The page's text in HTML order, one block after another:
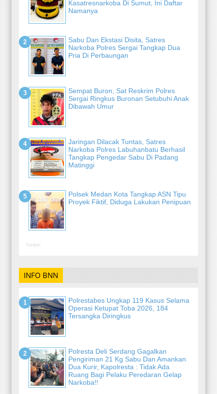
Kasatresnarkoba Di Sumut, Ini Daftar
Namanya
Sabu Dan Ekstasi Disita, Satres
Narkoba Polres Sergai Tangkap Dua
Pria Di Perbaungan
Sempat Buron, Sat Reskrim Polres
Sergai Ringkus Buronan Setubuhi Anak
Dibawah Umur
Jaringan Dilacak Tuntas, Satres
Narkoba Polres Labuhanbatu Berhasil
Tangkap Pengedar Sabu Di Padang
Matinggi
Polsek Medan Kota Tangkap ASN Tipu
Proyek Fiktif, Diduga Lakukan Penipuan
Terkini
INFO BNN
Polrestabes Ungkap 119 Kasus Selama
Operasi Ketupat Toba 2026, 184
Tersangka Diringkus
Polresta Deli Serdang Gagalkan
Pengiriman 21 Kg Sabu Dan Amankan
Dua Kurir, Kapolresta : Tidak Ada
Ruang Bagi Pelaku Peredaran Gelap
Narkoba!!